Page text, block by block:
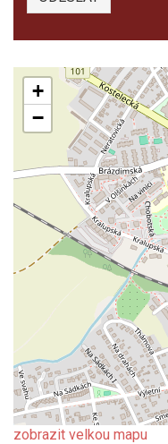
+
−
zobrazit velkou mapu